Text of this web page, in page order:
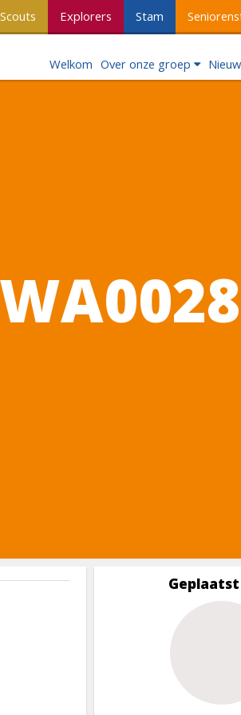
Scouts Explorers Stam
Welkom Over onze groep